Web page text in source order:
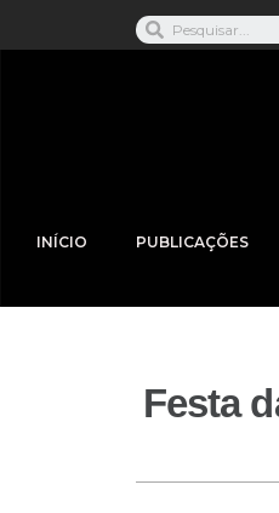
INÍCIO PUBLICAÇÕES
Festa